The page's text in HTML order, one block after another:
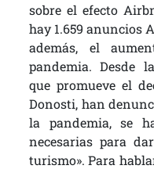
sobre el efecto
hay 1.659 anuncios
además, el
pandemia. Desde
que promueve el
Donosti, han
la pandemia, se
necesarias para
turismo». Para